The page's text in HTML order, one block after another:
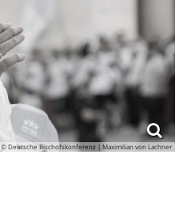
© Deutsche Bischofskonferenz | Maximilian von Lachner